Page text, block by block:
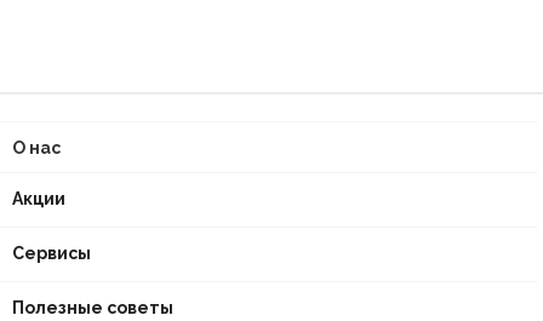
О нас
Акции
Сервисы
Полезные советы